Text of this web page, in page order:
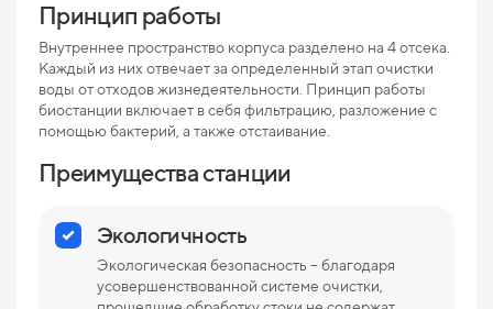
Принцип работы
Внутреннее пространство корпуса разделено на 4 отсека.
Каждый из них отвечает за определенный этап очистки
воды от отходов жизнедеятельности. Принцип работы
биостанции включает в себя фильтрацию, разложение с
помощью бактерий, а также отстаивание.
Преимущества станции
Экологичность
Экологическая безопасность – благодаря
усовершенствованной системе очистки,